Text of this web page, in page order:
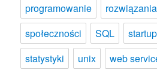
programowanie
rozwiązania
społeczności
SQL
statystyki
unix web